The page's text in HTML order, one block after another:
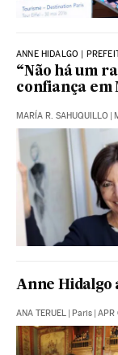
ANNE HIDALGO |
“Não há um
confiança em
MARÍA R. SAHUQUILLO |
Anne Hidalgo
ANA TERUEL | Paris | APR